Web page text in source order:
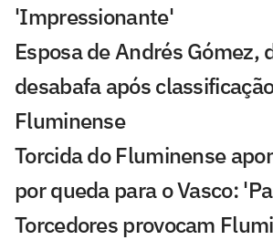
'Impressionante'
Esposa de Andrés Gómez,
desabafa após
Fluminense
Torcida do Fluminense
por queda para o Vasco:
Torcedores provocam